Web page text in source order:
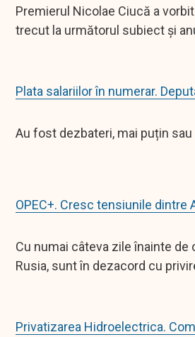
Premierul Nicolae Ciucă a
trecut la următorul subiect și
Plata salariilor în numerar.
Au fost dezbateri, mai puțin
OPEC+. Cresc tensiunile dintre
Cu numai câteva zile înainte de
Rusia, sunt în dezacord cu
Privatizarea Hidroelectrica.